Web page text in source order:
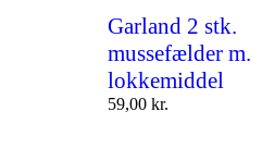
Garland 2 stk.
mussefælder m.
lokkemiddel
59,00 kr.